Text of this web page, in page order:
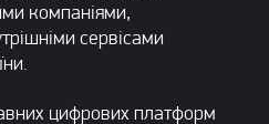
компаніями,
сервісами
цифрових платформ